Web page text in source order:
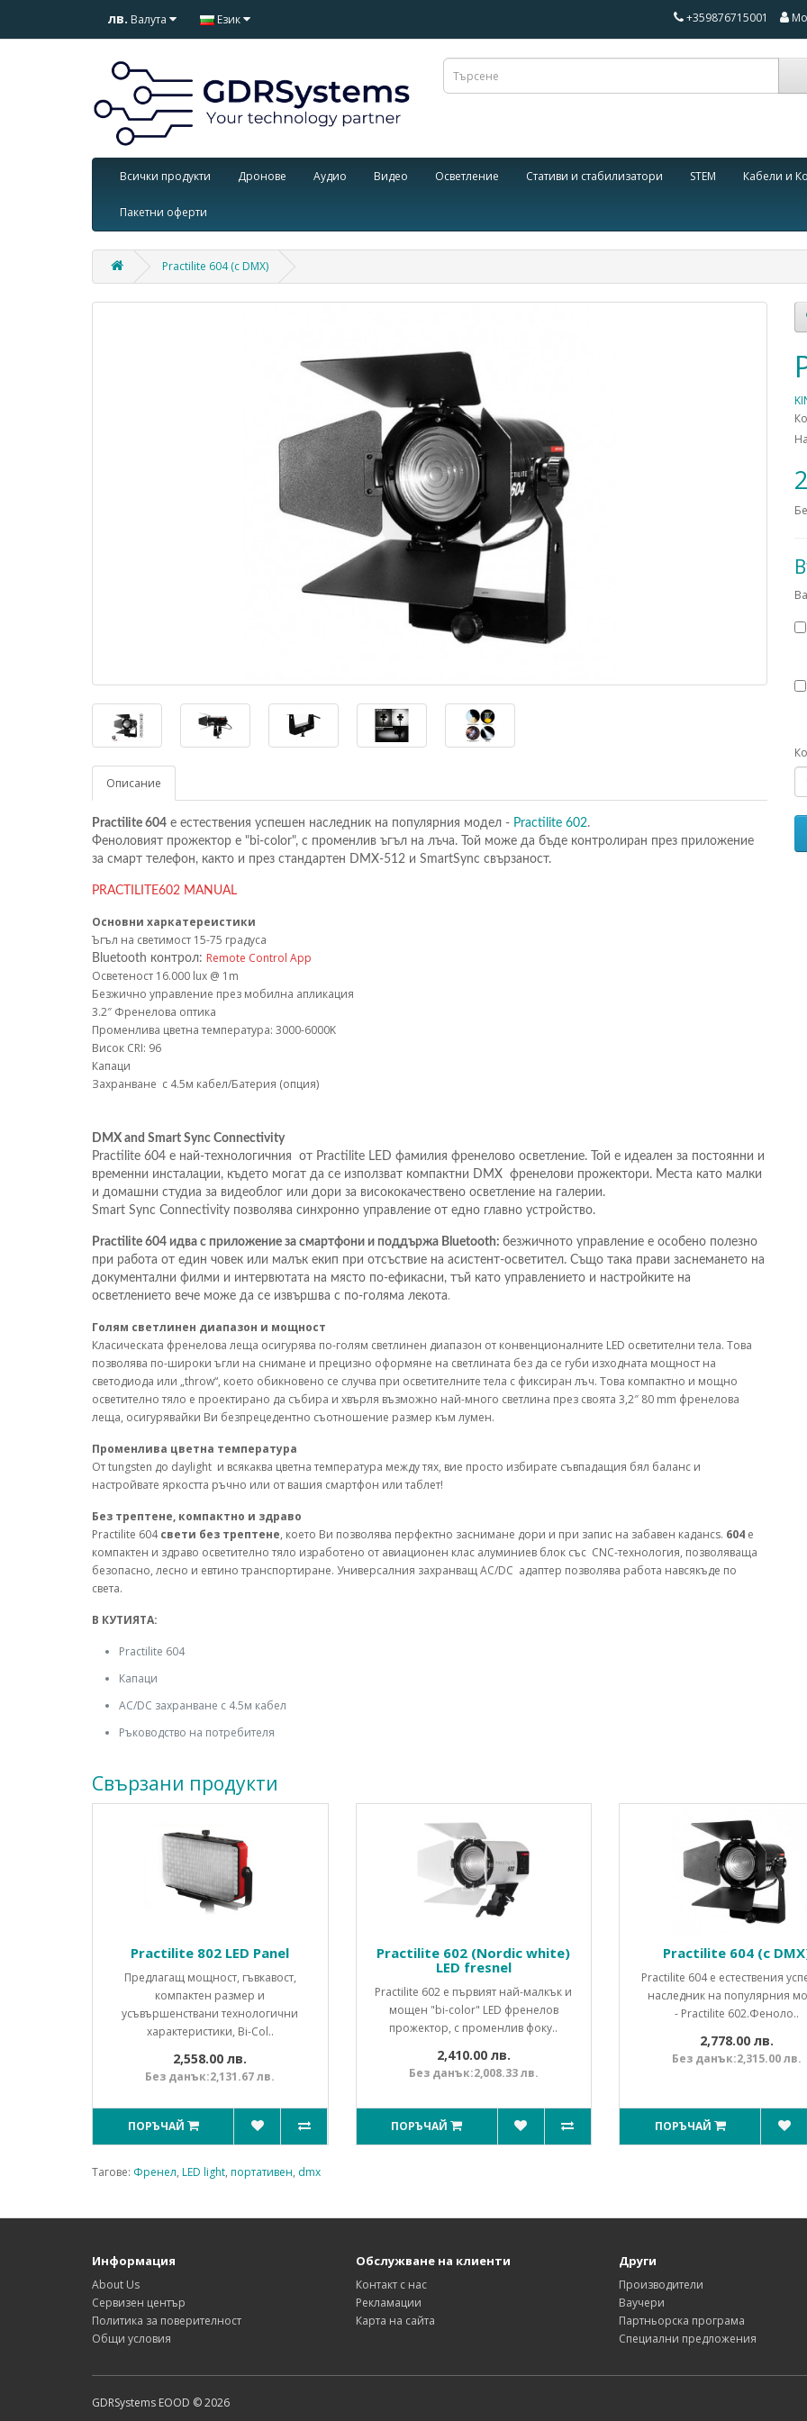
лв. Валута Език +359876715001
Всички продукти Дронове Аудио Видео Осветление Стативи и стабилизатори STEM Кабели и
Пакетни оферти
Practilite 604 (с DMX)
Описание
Practilite 604 е естествения успешен наследник на популярния модел - Practilite 602.
Феноловият прожектор е "bi-color", с променлив ъгъл на лъча. Той може да бъде контролиран през приложение
за смарт телефон, както и през стандартен DMX-512 и SmartSync свързаност.
PRACTILITE602 MANUAL
Основни харкатереистики
Ъгъл на светимост 15-75 градуса
Bluetooth контрол: Remote Control App
Осветеност 16.000 lux @ 1m
Безжично управление през мобилна апликация
3.2″ Френелова оптика
Променлива цветна температура: 3000-6000K
Висок CRI: 96
Капаци
Захранване с 4.5м кабел/Батерия (опция)
DMX and Smart Sync Connectivity
Practilite 604 е най-технологичния от Practilite LED фамилия френелово осветление. Той е идеален за постоянни и
временни инсталации, където могат да се използват компактни DMX френелови прожектори. Места като малки
и домашни студиа за видеоблог или дори за висококачествено осветление на галерии.
Smart Sync Connectivity позволява синхронно управление от едно главно устройство.
Practilite 604 идва с приложение за смартфони и поддържа Bluetooth: безжичното управление е особено полезно
при работа от един човек или малък екип при отсъствие на асистент-осветител. Също така прави заснемането на
документални филми и интервютата на място по-ефикасни, тъй като управлението и настройките на
осветлението вече може да се извършва с по-голяма лекота.
Голям светлинен диапазон и мощност
Класическата френелова леща осигурява по-голям светлинен диапазон от конвенционалните LED осветителни тела. Това
позволява по-широки ъгли на снимане и прецизно оформяне на светлината без да се губи изходната мощност на
светодиода или „throw“, което обикновено се случва при осветителните тела с фиксиран лъч. Това компактно и мощно
осветително тяло е проектирано да събира и хвърля възможно най-много светлина през своята 3,2″ 80 mm френелова
леща, осигурявайки Ви безпрецедентно съотношение размер към лумен.
Променлива цветна температура
От tungsten до daylight и всякаква цветна температура между тях, вие просто избирате съвпадащия бял баланс и
настройвате яркостта ръчно или от вашия смартфон или таблет!
Без трептене, компактно и здраво
Practilite 604свети без трептене, което Ви позволява перфектно заснимане дори и при запис на забавен кадансs. 604 е
компактен и здраво осветително тяло изработено от авиационен клас алуминиев блок със CNC-технология, позволяваща
безопасно, лесно и евтино транспортиране. Универсалния захранващ AC/DC адаптер позволява работа навсякъде по
света.
В КУТИЯТА:
Practilite 604
Капаци
AC/DC захранване с 4.5м кабел
Ръководство на потребителя
Свързани продукти
Practilite 802 LED Panel
Предлагащ мощност, гъвкавост,
компактен размер и
усъвършенствани технологични
характеристики, Bi-Col..
2,558.00 лв.
Без данък:2,131.67 лв.
ПОРЪЧАЙ
Practilite 602 (Nordic white)
LED fresnel
Practilite 602 е първият най-малкък и
мощен "bi-color" LED френелов
прожектор, с променлив фоку..
2,410.00 лв.
Без данък:2,008.33 лв.
ПОРЪЧАЙ
Practilite 604 (с
Practilite 604 е естествения
наследник на популярния
- Practilite 602.Феноло..
2,778.00 лв.
Без данък:2,315.00 лв.
ПОРЪЧАЙ
Тагове: Френел, LED light, портативен, dmx
Информация
About Us
Сервизен център
Политика за поверителност
Общи условия
Обслужване на клиенти
Контакт с нас
Рекламации
Карта на сайта
Други
Производители
Ваучери
Партньорска програма
Специални предложения
GDRSystems EOOD © 2026